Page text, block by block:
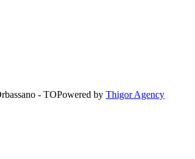
- TOPowered by Thigor Agency